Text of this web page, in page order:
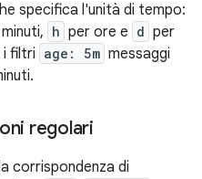
specifica l'unità di tempo:
h per ore e d per
i filtri age: 5m messaggi
regolari
corrispondenza di